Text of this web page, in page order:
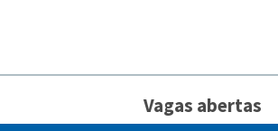
Vagas abertas